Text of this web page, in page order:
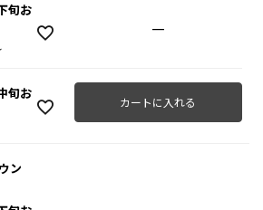
旬お
—
旬お
カートに入れる
ン